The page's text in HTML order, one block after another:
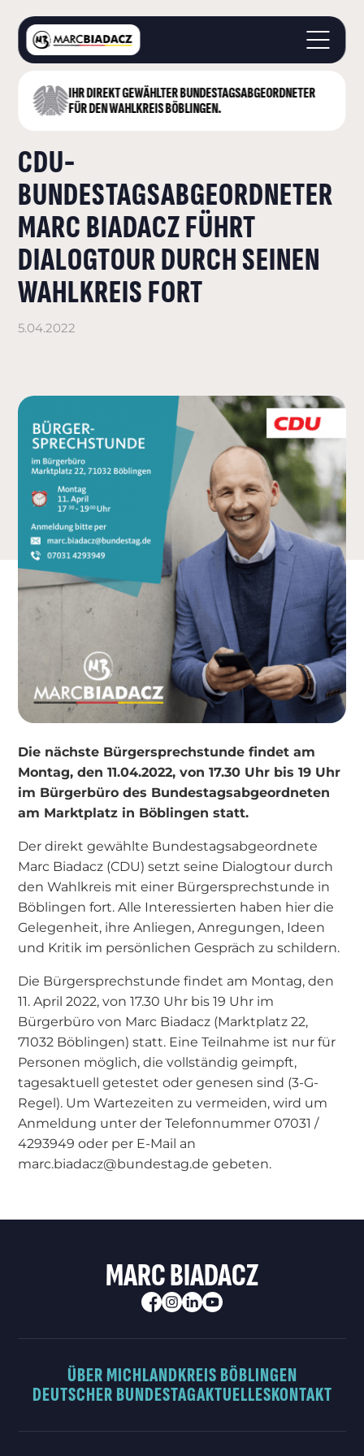
IHR DIREKT GEWÄHLTER BUNDESTAGS­ABGEORDNETER
FÜR DEN WAHLKREIS BÖBLINGEN.
STARTSEITE
DEUTSCHER BUNDESTAG
AKTUELLES
KONTAKT
CDU-
BUNDESTAGSABGEORDNETER
MARC BIADACZ FÜHRT
DIALOGTOUR DURCH SEINEN
WAHLKREIS FORT
5.04.2022
Die nächste Bürgersprechstunde findet am
Montag, den 11.04.2022, von 17.30 Uhr bis 19 Uhr
im Bürgerbüro des Bundestagsabgeordneten
am Marktplatz in Böblingen statt.
Der direkt gewählte Bundestagsabgeordnete
Marc Biadacz (CDU) setzt seine Dialogtour durch
den Wahlkreis mit einer Bürgersprechstunde in
Böblingen fort. Alle Interessierten haben hier die
Gelegenheit, ihre Anliegen, Anregungen, Ideen
und Kritik im persönlichen Gespräch zu schildern.
Die Bürgersprechstunde findet am Montag, den
11. April 2022, von 17.30 Uhr bis 19 Uhr im
Bürgerbüro von Marc Biadacz (Marktplatz 22,
71032 Böblingen) statt. Eine Teilnahme ist nur für
Personen möglich, die vollständig geimpft,
tagesaktuell getestet oder genesen sind (3-G-
Regel). Um Wartezeiten zu vermeiden, wird um
Anmeldung unter der Telefonnummer 07031 /
4293949 oder per E-Mail an
marc.biadacz@bundestag.de gebeten.
MARC BIADACZ
ÜBER MICHLANDKREIS BÖBLINGEN
DEUTSCHER BUNDESTAGAKTUELLESKONTAKT